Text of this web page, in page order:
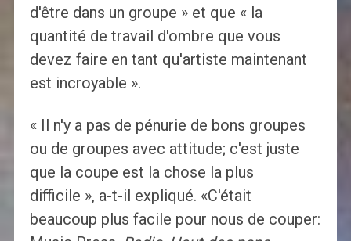
d'être dans un groupe » et que « la
quantité de travail d'ombre que vous
devez faire en tant qu'artiste maintenant
est incroyable ».
« Il n'y a pas de pénurie de bons groupes
ou de groupes avec attitude; c'est juste
que la coupe est la chose la plus
difficile », a-t-il expliqué. «C'était
beaucoup plus facile pour nous de couper: